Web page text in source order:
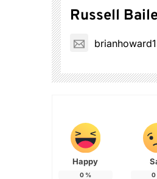
Russell
Happy
0% 0